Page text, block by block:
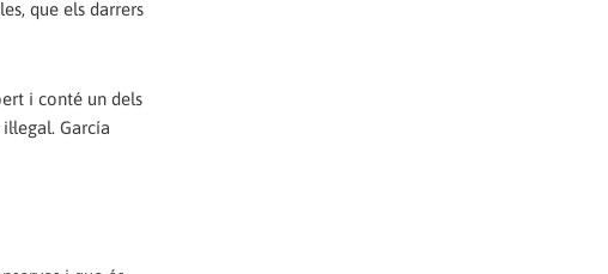
que els darrers
i conté un dels
García